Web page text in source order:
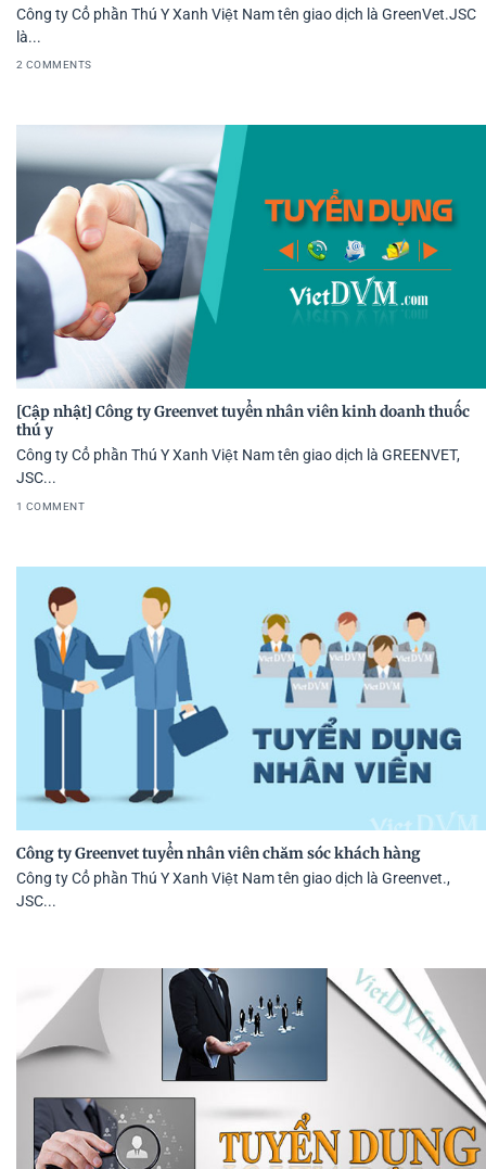
Công ty Cổ phần Thú Y Xanh Việt Nam tên giao dịch là GreenVet.JSC
là...
2 COMMENTS
[Cập nhật] Công ty Greenvet tuyển nhân viên kinh doanh thuốc
thú y
Công ty Cổ phần Thú Y Xanh Việt Nam tên giao dịch là GREENVET,
JSC...
1 COMMENT
Công ty Greenvet tuyển nhân viên chăm sóc khách hàng
Công ty Cổ phần Thú Y Xanh Việt Nam tên giao dịch là Greenvet.,
JSC...